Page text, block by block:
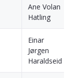
Ane Volan
Hatling
Einar
Jørgen
Haraldseid